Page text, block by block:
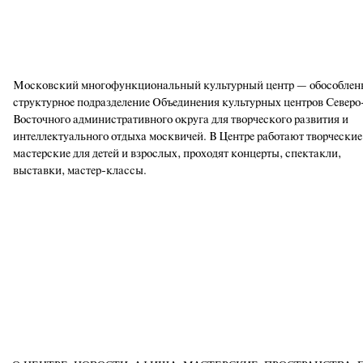
Московский многофункциональный культурный центр —
структурное подразделение Объединения культурных центров
Восточного административного округа для творческого развития и
интеллектуального отдыха москвичей. В Центре работают творческие
мастерские для детей и взрослых, проходят концерты, спектакли,
выставки, мастер-классы.